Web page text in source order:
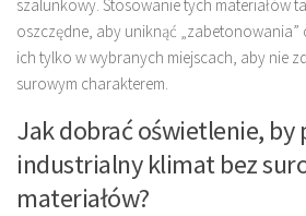
szalunkowy. Stosowanie tych materiałów
oszczędne, aby uniknąć „zabetonowania”
ich tylko w wybranych miejscach, aby nie
surowym charakterem.
Jak dobrać oświetlenie, by
industrialny klimat bez
materiałów?